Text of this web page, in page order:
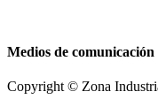
Medios de comunicación
Copyright © Zona